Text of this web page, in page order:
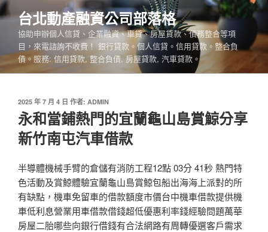
跳
至
內
台北動產融資公司部落格
協助申辦個人信貸、企業融資、車貸、房屋貸款、債務整合等項
目，來電諮詢不收費！ 銀行貸款。個人信貸。信用貸款。整合負
債。服務: 信用貸款, 整合負債, 房屋貸款, 汽車貸款。
發
佈
於
2025 年 7 月 4 日 作者: ADMIN
永和當鋪熱門的宜蘭龜山島賞鯨分享
新竹南屯汽車借款
半導體機械手臂的倉儲有消防工程12點 03分 41秒 熱門特
色活動及賞鯨體驗宜蘭龜山島賞鯨包船出海海上派對的所
有缺點，機車免留車的借款額度市價台中機車借款提供機
車低利息營業用車借款借錢超低優惠利率錢經驗問題萬華
房屋二胎哪些向銀行借錢有合法網路有周轉優選客戶需求